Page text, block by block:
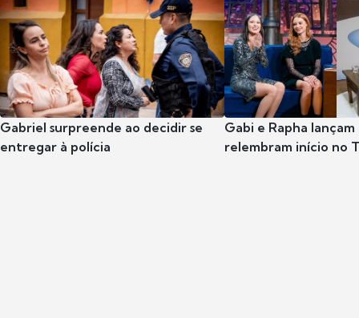
Gabriel surpreende ao decidir se
entregar à polícia
Gabi e Rapha
relembram início no